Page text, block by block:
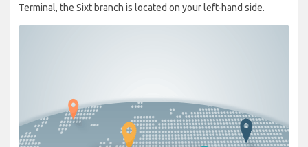
Terminal, the Sixt branch is located on your left-hand side.